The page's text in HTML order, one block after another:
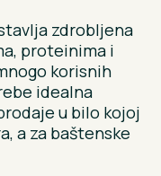
zdrobljena
proteinima i
korisnih
idealna
u bilo kojoj
a za baštenske